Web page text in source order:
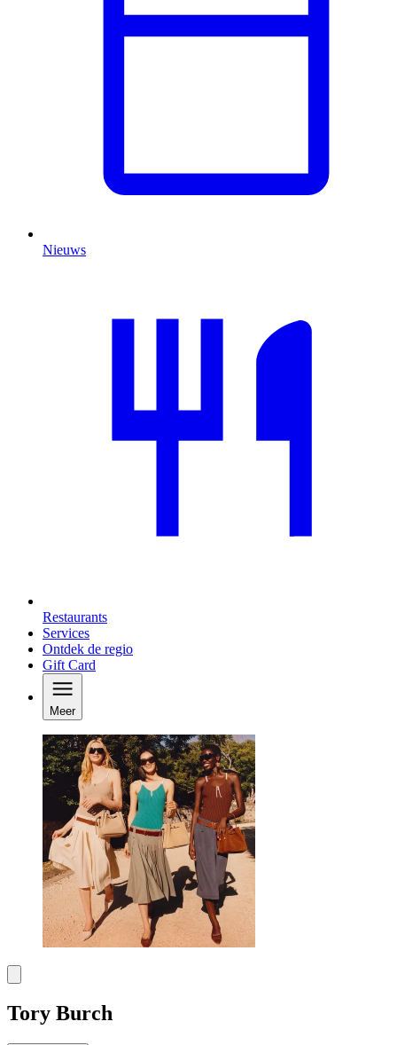
Nieuws
Restaurants
Services
Ontdek de regio
Gift Card
Meer
Tory Burch